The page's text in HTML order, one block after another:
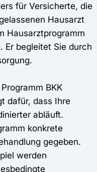
für Versicherte, die
Hausarzt
Hausarztprogramm
Er begleitet Sie durch
BKK
dafür, dass Ihre
abläuft.
konkrete
gegeben.
werden